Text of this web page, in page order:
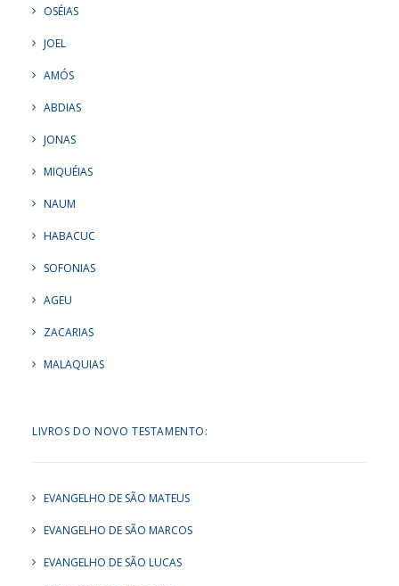
OSÉIAS
JOEL
AMÓS
ABDIAS
JONAS
MIQUÉIAS
NAUM
HABACUC
SOFONIAS
AGEU
ZACARIAS
MALAQUIAS
LIVROS DO NOVO TESTAMENTO:
EVANGELHO DE SÃO MATEUS
EVANGELHO DE SÃO MARCOS
EVANGELHO DE SÃO LUCAS